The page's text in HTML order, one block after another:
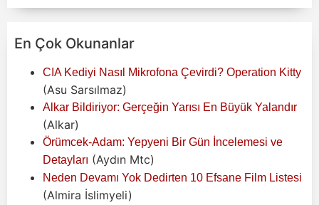
En Çok Okunanlar
CIA Kediyi Nasıl Mikrofona Çevirdi? Operation Kitty
(Asu Sarsılmaz)
Alkar Bildiriyor: Gerçeğin Yarısı En Büyük Yalandır
(Alkar)
Örümcek-Adam: Yepyeni Bir Gün İncelemesi ve
Detayları (Aydın Mtc)
Neden Devamı Yok Dedirten 10 Efsane Film Listesi
(Almira İslimyeli)